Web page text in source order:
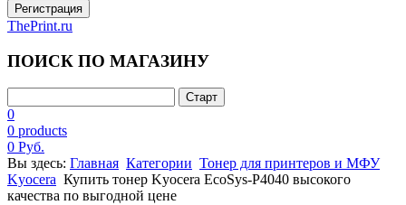
Регистрация
ThePrint.ru
ПОИСК ПО МАГАЗИНУ
0
0 products
0 Руб.
Вы здесь: Главная Категории Тонер для принтеров и МФУ
Kyocera Купить тонер Kyocera EcoSys-P4040 высокого
качества по выгодной цене